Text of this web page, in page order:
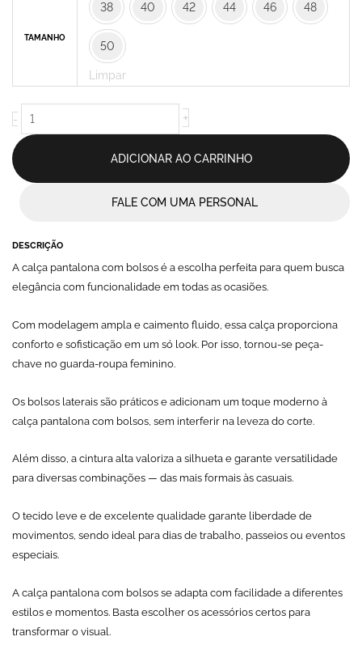
TAMANHO
38 40 42 44 46 48
50
Limpar
-
Mireta
+
ADICIONAR AO CARRINHO
FALE COM UMA PERSONAL
DESCRIÇÃO
A calça pantalona com bolsos é a escolha perfeita para quem busca
elegância com funcionalidade em todas as ocasiões.
Com modelagem ampla e caimento fluido, essa calça proporciona
conforto e sofisticação em um só look. Por isso, tornou-se peça-
chave no guarda-roupa feminino.
Os bolsos laterais são práticos e adicionam um toque moderno à
calça pantalona com bolsos, sem interferir na leveza do corte.
Além disso, a cintura alta valoriza a silhueta e garante versatilidade
para diversas combinações — das mais formais às casuais.
O tecido leve e de excelente qualidade garante liberdade de
movimentos, sendo ideal para dias de trabalho, passeios ou eventos
especiais.
A calça pantalona com bolsos se adapta com facilidade a diferentes
estilos e momentos. Basta escolher os acessórios certos para
transformar o visual.